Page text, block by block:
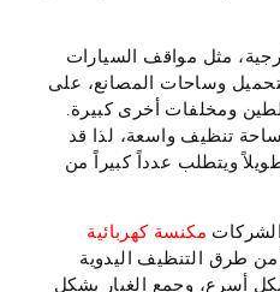
مثل مواقف السيارات
وساحات المصانع، على
ومخلفات أخرى كبيرة.
تنظيف واسعة، لذا قد
ويتطلب عدداً كبيراً من
مكنسة كهربائية
من طرق التنظيف اليدوية
أسرع، وجمع الغبار بشكل